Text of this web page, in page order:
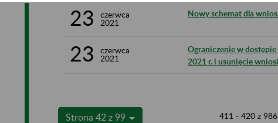
23
czerwca
2021
Nowy schemat dla
23
czerwca
2021
Ograniczenie w
2021 r. i usunięcie
Strona 42 z 99 411 - 420 z 986.